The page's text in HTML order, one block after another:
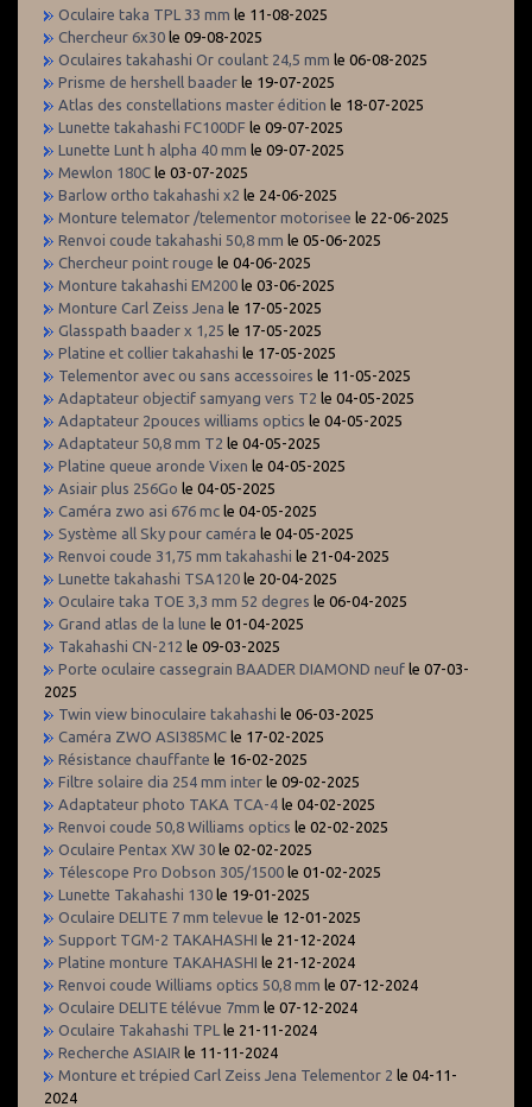
Oculaire taka TPL 33 mm le 11-08-2025
Chercheur 6x30 le 09-08-2025
Oculaires takahashi Or coulant 24,5 mm le 06-08-2025
Prisme de hershell baader le 19-07-2025
Atlas des constellations master édition le 18-07-2025
Lunette takahashi FC100DF le 09-07-2025
Lunette Lunt h alpha 40 mm le 09-07-2025
Mewlon 180C le 03-07-2025
Barlow ortho takahashi x2 le 24-06-2025
Monture telemator /telementor motorisee le 22-06-2025
Renvoi coude takahashi 50,8 mm le 05-06-2025
Chercheur point rouge le 04-06-2025
Monture takahashi EM200 le 03-06-2025
Monture Carl Zeiss Jena le 17-05-2025
Glasspath baader x 1,25 le 17-05-2025
Platine et collier takahashi le 17-05-2025
Telementor avec ou sans accessoires le 11-05-2025
Adaptateur objectif samyang vers T2 le 04-05-2025
Adaptateur 2pouces williams optics le 04-05-2025
Adaptateur 50,8 mm T2 le 04-05-2025
Platine queue aronde Vixen le 04-05-2025
Asiair plus 256Go le 04-05-2025
Caméra zwo asi 676 mc le 04-05-2025
Système all Sky pour caméra le 04-05-2025
Renvoi coude 31,75 mm takahashi le 21-04-2025
Lunette takahashi TSA120 le 20-04-2025
Oculaire taka TOE 3,3 mm 52 degres le 06-04-2025
Grand atlas de la lune le 01-04-2025
Takahashi CN-212 le 09-03-2025
Porte oculaire cassegrain BAADER DIAMOND neuf le 07-03-
2025
Twin view binoculaire takahashi le 06-03-2025
Caméra ZWO ASI385MC le 17-02-2025
Résistance chauffante le 16-02-2025
Filtre solaire dia 254 mm inter le 09-02-2025
Adaptateur photo TAKA TCA-4 le 04-02-2025
Renvoi coude 50,8 Williams optics le 02-02-2025
Oculaire Pentax XW 30 le 02-02-2025
Télescope Pro Dobson 305/1500 le 01-02-2025
Lunette Takahashi 130 le 19-01-2025
Oculaire DELITE 7 mm televue le 12-01-2025
Support TGM-2 TAKAHASHI le 21-12-2024
Platine monture TAKAHASHI le 21-12-2024
Renvoi coude Williams optics 50,8 mm le 07-12-2024
Oculaire DELITE télévue 7mm le 07-12-2024
Oculaire Takahashi TPL le 21-11-2024
Recherche ASIAIR le 11-11-2024
Monture et trépied Carl Zeiss Jena Telementor 2 le 04-11-
2024